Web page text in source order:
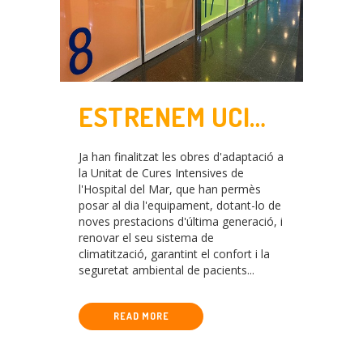
ESTRENEM UCI
REFORMADA
Ja han finalitzat les obres d'adaptació a
la Unitat de Cures Intensives de
l'Hospital del Mar, que han permès
posar al dia l'equipament, dotant-lo de
noves prestacions d'última generació, i
renovar el seu sistema de
climatització, garantint el confort i la
seguretat ambiental de pacients...
READ MORE